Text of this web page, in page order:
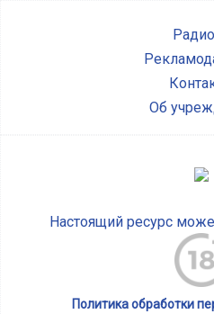
Об
Настоящий ресурс
Политика обработки